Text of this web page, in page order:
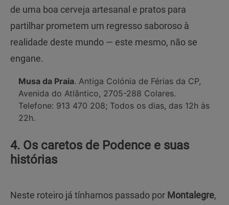
de uma boa cerveja artesanal e pratos para
partilhar prometem um regresso saboroso à
realidade deste mundo — este mesmo, não se
engane.
Musa da Praia. Antiga Colónia de Férias da CP,
Avenida do Atlântico, 2705-288 Colares.
Telefone: 913 470 208; Todos os dias, das 12h às
22h.
4. Os caretos de Podence e suas
histórias
Neste roteiro já tínhamos passado por Montalegre,